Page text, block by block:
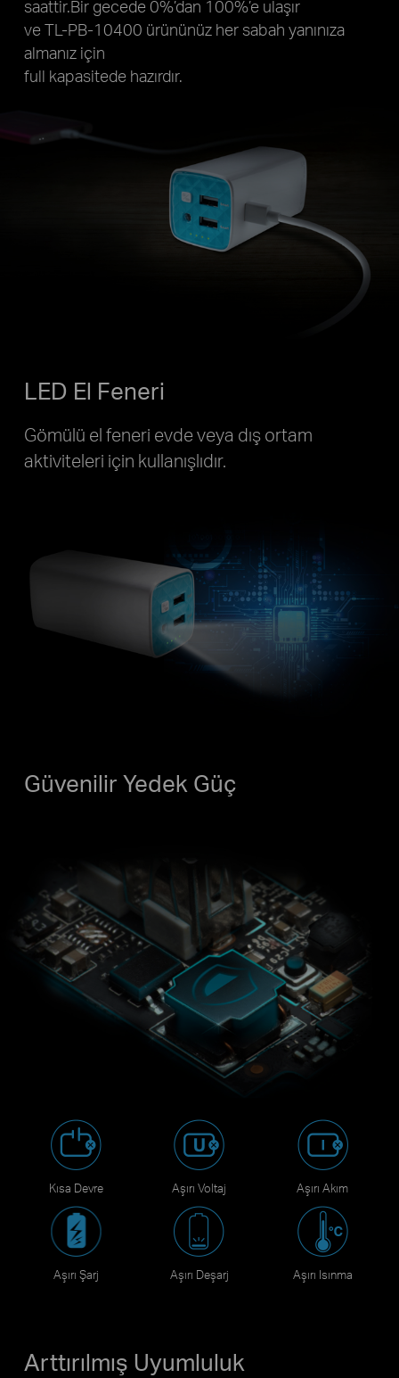
saattir.Bir gecede 0%’dan 100%’e ulaşır
ve TL-PB-10400 ürününüz her sabah yanınıza
almanız için
full kapasitede hazırdır.
LED El Feneri
Gömülü el feneri evde veya dış ortam
aktiviteleri için kullanışlıdır.
Güvenilir Yedek Güç
Kısa Devre Aşırı Voltaj Aşırı Akım
Aşırı Şarj Aşırı Deşarj Aşırı Isınma
Arttırılmış Uyumluluk